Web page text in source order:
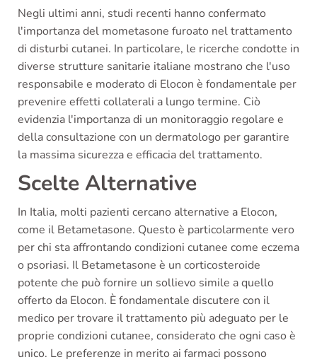
Negli ultimi anni, studi recenti hanno confermato
l'importanza del mometasone furoato nel trattamento
di disturbi cutanei. In particolare, le ricerche condotte in
diverse strutture sanitarie italiane mostrano che l'uso
responsabile e moderato di Elocon è fondamentale per
prevenire effetti collaterali a lungo termine. Ciò
evidenzia l'importanza di un monitoraggio regolare e
della consultazione con un dermatologo per garantire
la massima sicurezza e efficacia del trattamento.
Scelte Alternative
In Italia, molti pazienti cercano alternative a Elocon,
come il Betametasone. Questo è particolarmente vero
per chi sta affrontando condizioni cutanee come eczema
o psoriasi. Il Betametasone è un corticosteroide
potente che può fornire un sollievo simile a quello
offerto da Elocon. È fondamentale discutere con il
medico per trovare il trattamento più adeguato per le
proprie condizioni cutanee, considerato che ogni caso è
unico. Le preferenze in merito ai farmaci possono